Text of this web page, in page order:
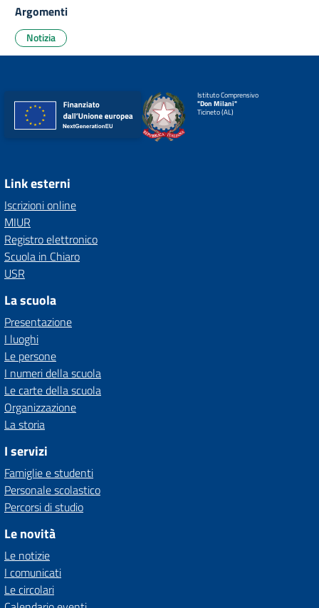
Argomenti
Notizia
Istituto Comprensivo
"Don Milani"
Ticineto (AL)
Link esterni
Iscrizioni online
MIUR
Registro elettronico
Scuola in Chiaro
USR
La scuola
Presentazione
I luoghi
Le persone
I numeri della scuola
Le carte della scuola
Organizzazione
La storia
I servizi
Famiglie e studenti
Personale scolastico
Percorsi di studio
Le novità
Le notizie
I comunicati
Le circolari